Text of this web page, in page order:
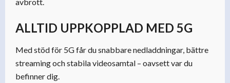
ALLTID UPPKOPPLAD MED 5G
Med stöd för 5G får du snabbare nedladdningar, bättre
streaming och stabila videosamtal – oavsett var du
befinner dig.